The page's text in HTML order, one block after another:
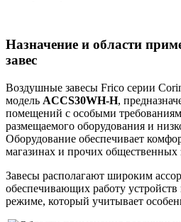
Назначение и области
завес
Воздушные завесы Frico серии
модель ACCS30WH-H,
помещений с особыми
размещаемого оборудования и
Оборудование обеспечивает
магазинах и прочих общественных
Завесы располагают широким
обеспечивающих работу
режиме, который учитывает